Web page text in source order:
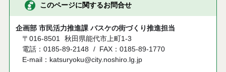
このページに関するお問合せ
企画部 市民活力推進課 バスケの街づくり推進担当
〒016-8501
秋田県能代市上町1-3
電話：0185-89-2148
FAX：0185-89-1770
E-mail：katsuryoku@city.noshiro.lg.jp